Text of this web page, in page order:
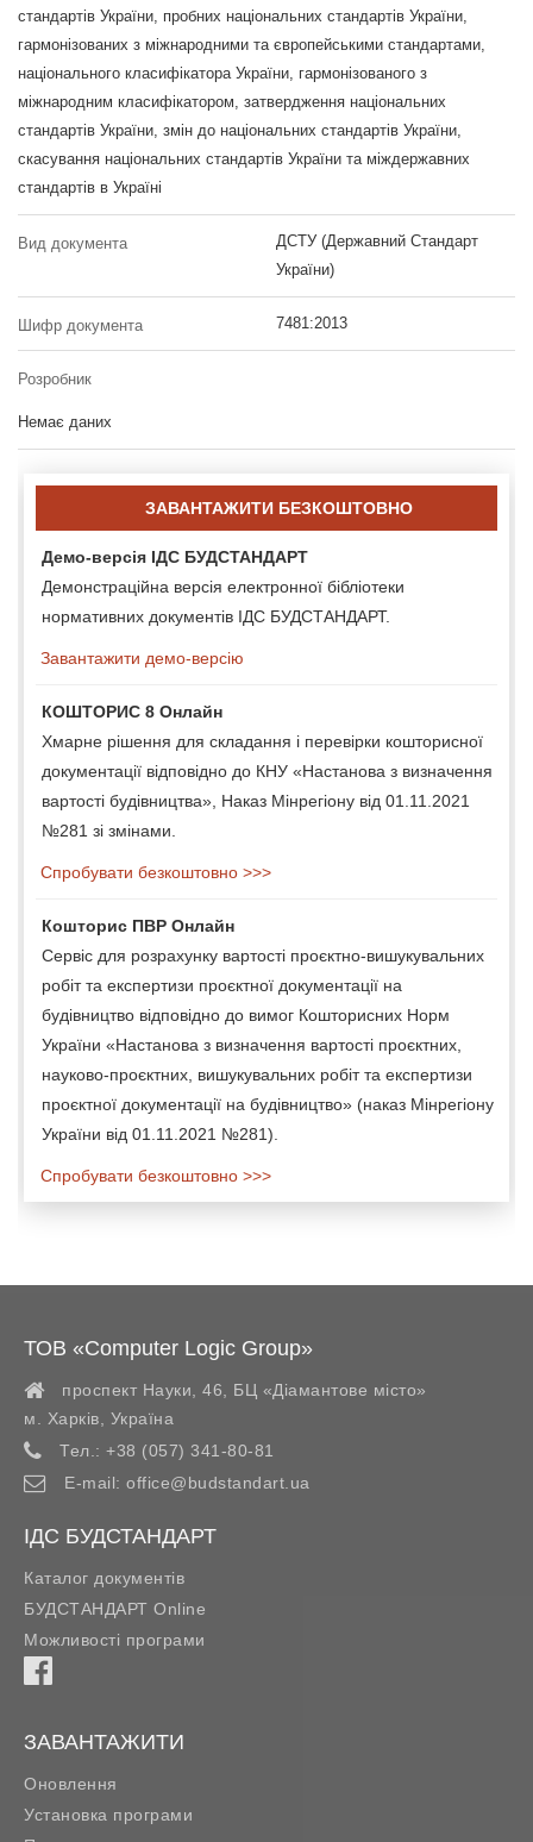
стандартів України, пробних національних стандартів України,
гармонізованих з міжнародними та європейськими стандартами,
національного класифікатора України, гармонізованого з
міжнародним класифікатором, затвердження національних
стандартів України, змін до національних стандартів України,
скасування національних стандартів України та міждержавних
стандартів в Україні
Вид документа
ДСТУ (Державний Стандарт
України)
Шифр документа 7481:2013
Розробник
Немає даних
ЗАВАНТАЖИТИ БЕЗКОШТОВНО
Демо-версія ІДС БУДСТАНДАРТ
Демонстраційна версія електронної бібліотеки
нормативних документів ІДС БУДСТАНДАРТ.
Завантажити демо-версію
КОШТОРИС 8 Онлайн
Хмарне рішення для складання і перевірки кошторисної
документації відповідно до КНУ «Настанова з визначення
вартості будівництва», Наказ Мінрегіону від 01.11.2021
№281 зі змінами.
Спробувати безкоштовно >>>
Кошторис ПВР Онлайн
Сервіс для розрахунку вартості проєктно-вишукувальних
робіт та експертизи проєктної документації на
будівництво відповідно до вимог Кошторисних Норм
України «Настанова з визначення вартості проєктних,
науково-проєктних, вишукувальних робіт та експертизи
проєктної документації на будівництво» (наказ Мінрегіону
України від 01.11.2021 №281).
Спробувати безкоштовно >>>
ТОВ «Computer Logic Group»
проспект Науки, 46, БЦ «Діамантове місто»
м. Харків
Україна
Тел.: +38 (057) 341-80-81
E-mail: office@budstandart.ua
ІДС БУДСТАНДАРТ
Каталог документів
БУДСТАНДАРТ Online
Можливості програми
ЗАВАНТАЖИТИ
Оновлення
Установка програми